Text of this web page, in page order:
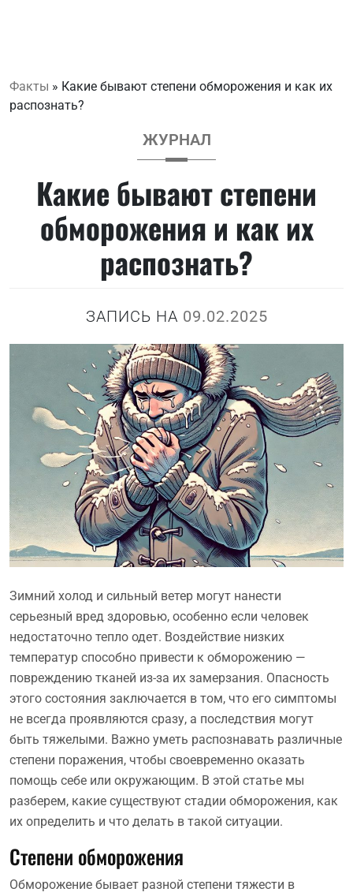
Факты » Какие бывают степени обморожения и как их
распознать?
ЖУРНАЛ
Какие бывают степени
обморожения и как их
распознать?
ЗАПИСЬ НА 09.02.2025
Зимний холод и сильный ветер могут нанести
серьезный вред здоровью, особенно если человек
недостаточно тепло одет. Воздействие низких
температур способно привести к обморожению —
повреждению тканей из-за их замерзания. Опасность
этого состояния заключается в том, что его симптомы
не всегда проявляются сразу, а последствия могут
быть тяжелыми. Важно уметь распознавать различные
степени поражения, чтобы своевременно оказать
помощь себе или окружающим. В этой статье мы
разберем, какие существуют стадии обморожения, как
их определить и что делать в такой ситуации.
Степени обморожения
Обморожение бывает разной степени тяжести в